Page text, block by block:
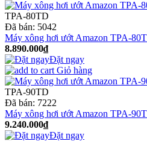
TPA-80TD
Đã bán: 5042
Máy xông hơi ướt Amazon TPA-
8.890.000₫
Đặt ngay
Giỏ hàng
TPA-90TD
Đã bán: 7222
Máy xông hơi ướt Amazon TPA-
9.240.000₫
Đặt ngay